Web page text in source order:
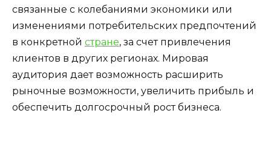
связанные с колебаниями экономики или
изменениями потребительских предпочтений
в конкретной стране, за счет привлечения
клиентов в других регионах. Мировая
аудитория дает возможность расширить
рыночные возможности, увеличить прибыль и
обеспечить долгосрочный рост бизнеса.